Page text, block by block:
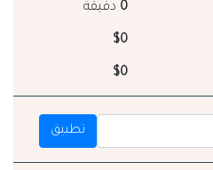
0 دقيقة
$0
$0
تطبيق